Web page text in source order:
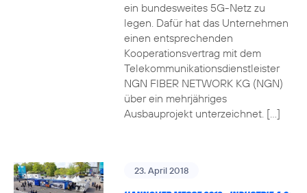
ein bundesweites 5G-Netz zu
legen. Dafür hat das Unternehmen
einen entsprechenden
Kooperationsvertrag mit dem
Telekommunikationsdienstleister
NGN FIBER NETWORK KG (NGN)
über ein mehrjähriges
Ausbauprojekt unterzeichnet. […]
23. April 2018